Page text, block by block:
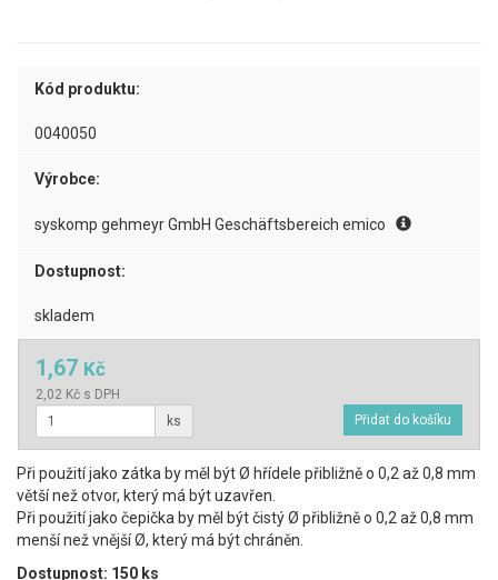
Kód produktu:
0040050
Výrobce:
syskomp gehmeyr GmbH Geschäftsbereich emico
Dostupnost:
skladem
1,67 Kč
2,02 Kč s DPH
ks
Při použití jako zátka by měl být Ø hřídele přibližně o 0,2 až 0,8 mm
větší než otvor, který má být uzavřen.
Při použití jako čepička by měl být čistý Ø přibližně o 0,2 až 0,8 mm
menší než vnější Ø, který má být chráněn.
Dostupnost: 150 ks